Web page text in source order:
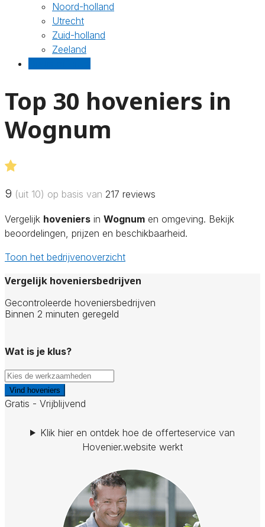
Noord-holland
Utrecht
Zuid-holland
Zeeland
Top 30 hoveniers in
Wognum
9 (uit 10) op basis van 217 reviews
Vergelijk hoveniers in Wognum en omgeving. Bekijk
beoordelingen, prijzen en beschikbaarheid.
Toon het bedrijvenoverzicht
Vergelijk hoveniersbedrijven
Gecontroleerde hoveniersbedrijven
Binnen 2 minuten geregeld
Wat is je klus?
Vind hoveniers
Gratis - Vrijblijvend
Klik hier en ontdek hoe de offerteservice van
Hovenier.website werkt